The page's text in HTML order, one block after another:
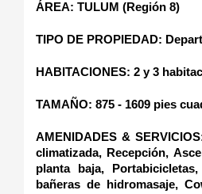
ÁREA: TULUM (Región 8)
TIPO DE PROPIEDAD:
HABITACIONES: 2 y 3
TAMAÑO: 875 - 1609 pies
AMENIDADES &
climatizada, Recepción,
planta baja,
bañeras de hidromasaje,